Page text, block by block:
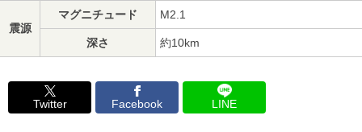
震源
マグニチュード M2.1
深さ 約10km
Twitter Facebook LINE